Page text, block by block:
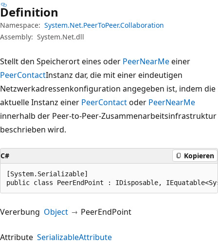
Definition
Namespace: System.Net.PeerToPeer.Collaboration
Assembly: System.Net.dll
Stellt den Speicherort eines oder PeerNearMeeiner
PeerContactInstanz dar, die mit einer eindeutigen
Netzwerkadressenkonfiguration angegeben ist, indem die
aktuelle Instanz einer PeerContactoder PeerNearMe
innerhalb der Peer-to-Peer-Zusammenarbeitsinfrastruktur
beschrieben wird.
C# Kopieren
[System.Serializable]
public class PeerEndPoint : IDisposable,
Vererbung Object PeerEndPoint
Attribute SerializableAttribute